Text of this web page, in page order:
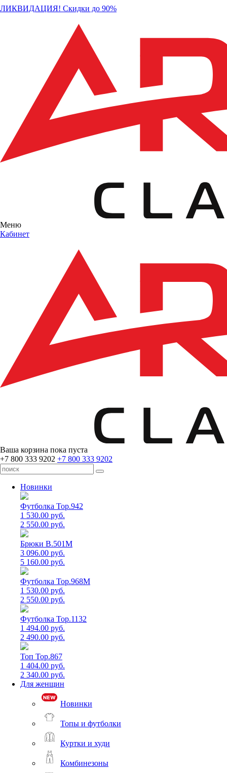
ЛИКВИДАЦИЯ! Скидки до 90%
Меню
Кабинет
Ваша корзина пока пуста
+7 800 333 9202 +7 800 333 9202
Новинки
Футболка Top.942
1 530.00 руб.
2 550.00 руб.
Брюки B.501M
3 096.00 руб.
5 160.00 руб.
Футболка Top.968M
1 530.00 руб.
2 550.00 руб.
Футболка Top.1132
1 494.00 руб.
2 490.00 руб.
Топ Top.867
1 404.00 руб.
2 340.00 руб.
Для женщин
Новинки
Топы и футболки
Куртки и худи
Комбинезоны